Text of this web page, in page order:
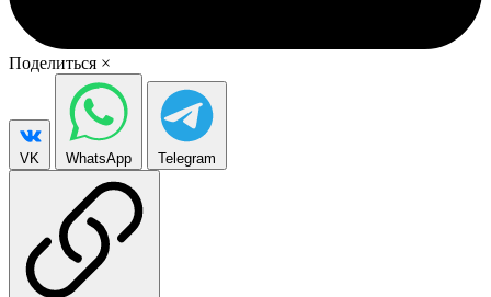
Поделиться ×
VK WhatsApp Telegram